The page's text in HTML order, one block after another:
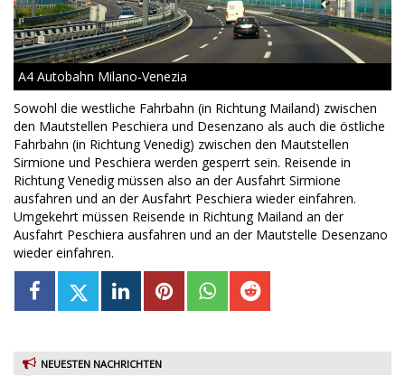
A4 Autobahn Milano-Venezia
Sowohl die westliche Fahrbahn (in Richtung Mailand) zwischen
den Mautstellen Peschiera und Desenzano als auch die östliche
Fahrbahn (in Richtung Venedig) zwischen den Mautstellen
Sirmione und Peschiera werden gesperrt sein. Reisende in
Richtung Venedig müssen also an der Ausfahrt Sirmione
ausfahren und an der Ausfahrt Peschiera wieder einfahren.
Umgekehrt müssen Reisende in Richtung Mailand an der
Ausfahrt Peschiera ausfahren und an der Mautstelle Desenzano
wieder einfahren.
NEUESTEN NACHRICHTEN